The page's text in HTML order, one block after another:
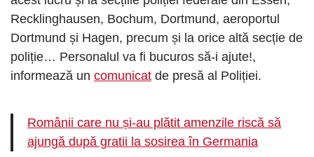
Recklinghausen, Bochum, Dortmund, aeroportul
Dortmund și Hagen, precum și la orice altă secție de
poliție… Personalul va fi bucuros să-i ajute!,
informează un comunicat de presă al Poliției.
Românii care nu și-au plătit amenzile riscă să
ajungă după gratii la sosirea în Germania